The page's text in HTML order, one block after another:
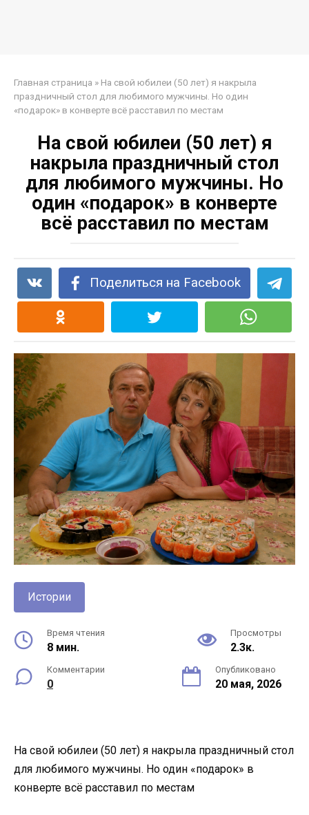
Главная страница » На свой юбилеи (50 лет) я накрыла
праздничный стол для любимого мужчины. Но один
«подарок» в конверте всё расставил по местам
На свой юбилеи (50 лет) я
накрыла праздничный стол
для любимого мужчины. Но
один «подарок» в конверте
всё расставил по местам
Поделиться на Facebook
Истории
Время чтения
8 мин.
Просмотры
2.3к.
Комментарии
0
Опубликовано
20 мая, 2026
На свой юбилеи (50 лет) я накрыла праздничный стол
для любимого мужчины. Но один «подарок» в
конверте всё расставил по местам